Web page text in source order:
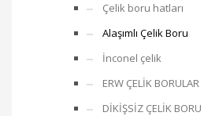
Çelik boru hatları
Alaşımlı Çelik Boru
İnconel çelik
ERW ÇELİK BORULAR
DİKİŞSİZ ÇELİK BORU